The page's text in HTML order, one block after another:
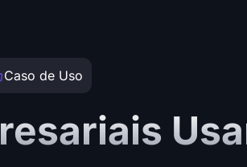
Caso de Uso